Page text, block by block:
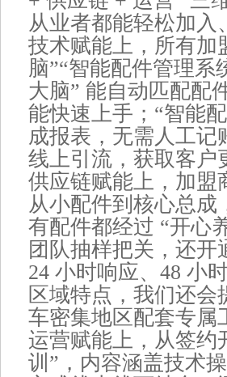
从业者都能轻松加入
技术赋能上，所有加
脑”“智能配件管理系
大脑” 能自动匹配配
能快速上手；“智能
成报表，无需人工记
线上引流，获取客户
供应链赋能上，加盟
从小配件到核心总成
有配件都经过 “开心
团队抽样把关，还
24 小时响应、48 小
区域特点，我们还
车密集地区配套专属
运营赋能上，从签约
训”，内容涵盖技术